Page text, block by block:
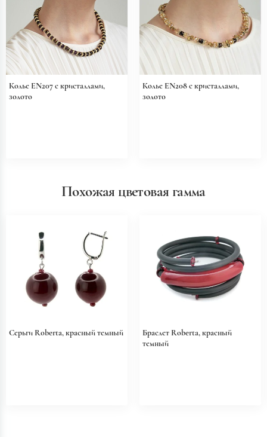
Колье EN207 с кристаллами,
золото
Колье EN208 с кристаллами,
золото
Похожая цветовая гамма
Серьги Roberta, красный темный
Браслет Roberta, красный
темный